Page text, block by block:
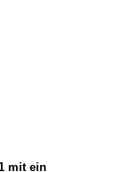
mit ein